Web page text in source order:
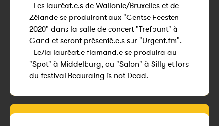
- Les lauréat.e.s de Wallonie/Bruxelles et de
Zélande se produiront aux "Gentse Feesten
2020" dans la salle de concert "Trefpunt" à
Gand et seront présenté.e.s sur "Urgent.fm".
- Le/la lauréat.e flamand.e se produira au
"Spot" à Middelburg, au "Salon" à Silly et lors
du festival Beauraing is not Dead.